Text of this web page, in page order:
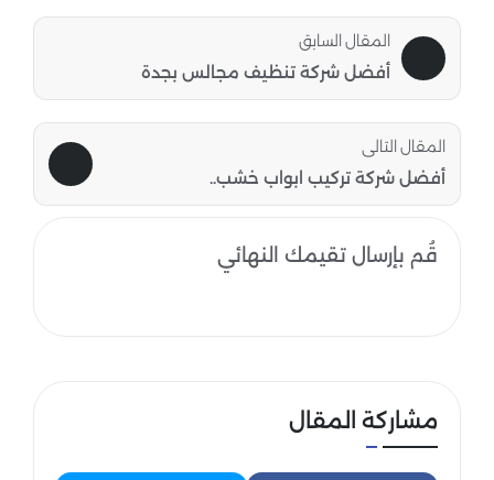
المقال السابق
أفضل شركة تنظيف مجالس بجدة
المقال التالى
أفضل شركة تركيب ابواب خشب..
قُم بإرسال تقيمك النهائي
مشاركة المقال